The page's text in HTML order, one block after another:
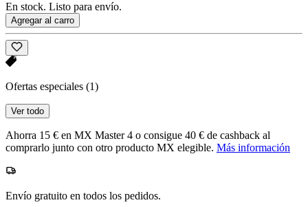
En stock. Listo para envío.
Agregar al carro
Ofertas especiales (1)
Ver todo
Ahorra 15 € en MX Master 4 o consigue 40 € de cashback al
comprarlo junto con otro producto MX elegible. Más información
Envío gratuito en todos los pedidos.